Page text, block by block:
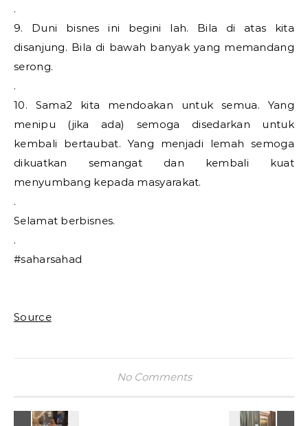
.
9. Duni bisnes ini begini lah. Bila di atas kita
disanjung. Bila di bawah banyak yang memandang
serong.
.
10. Sama2 kita mendoakan untuk semua. Yang
menipu (jika ada) semoga disedarkan untuk
kembali bertaubat. Yang menjadi lemah semoga
dikuatkan semangat dan kembali kuat
menyumbang kepada masyarakat.
.
Selamat berbisnes.
.
#saharsahad
Source
No Comments